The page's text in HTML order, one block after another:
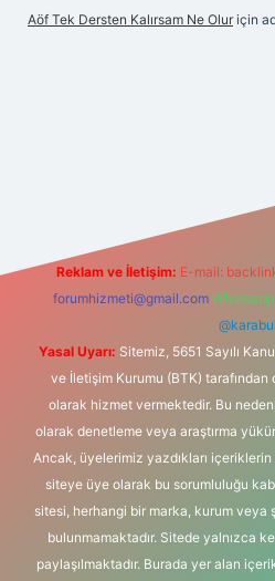
Aöf Tek Dersten Kalırsam Ne Olur için
Reklam ve İletişim: E-mail:
forumhizmeti@gmail.com
@karabul
Yasal Uyarı: Sitemiz, 5651 Sayılı
ve İletişim Kurumu (BTK) tarafından
olarak hizmet vermektedir. Bu
olarak denetleme veya araştırma
Ancak, üyelerimiz yazdıkları
siteye üye olarak bu sorumluluğu
sitesi, herhangi bir marka, kurum veya
bulunmamaktadır. Sitede yalnızca
paylaşılmaktadır. Burada yer alan